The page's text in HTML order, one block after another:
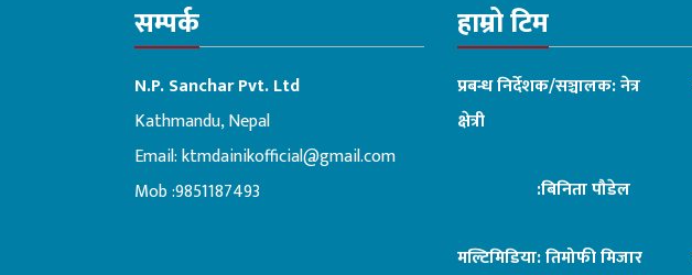
सम्पर्क
N.P. Sanchar Pvt. Ltd
Kathmandu, Nepal
Email:ktmdainikofficial@gmail.com
Mob :9851187493
हाम्रो टिम
प्रबन्ध निर्देशक/सञ्चालक: नेत्र
क्षेत्री
:बिनिता पौडेल
मल्टिमिडिया: तिमोफी मिजार